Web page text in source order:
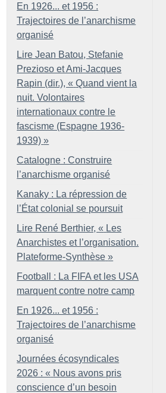
En 1926... et 1956 :
Trajectoires de l’anarchisme
organisé
Lire Jean Batou, Stefanie
Prezioso et Ami-Jacques
Rapin (dir.), « Quand vient la
nuit. Volontaires
internationaux contre le
fascisme (Espagne 1936-
1939) »
Catalogne : Construire
l’anarchisme organisé
Kanaky : La répression de
l’État colonial se poursuit
Lire René Berthier, « Les
Anarchistes et l’organisation.
Plateforme-Synthèse »
Football : La FIFA et les USA
marquent contre notre camp
En 1926... et 1956 :
Trajectoires de l’anarchisme
organisé
Journées écosyndicales
2026 : « Nous avons pris
conscience d’un besoin